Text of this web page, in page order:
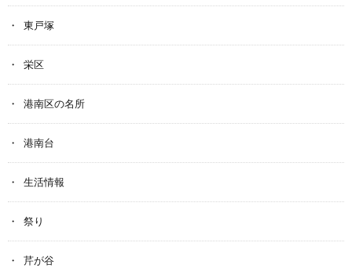
東戸塚
栄区
港南区の名所
港南台
生活情報
祭り
芹が谷